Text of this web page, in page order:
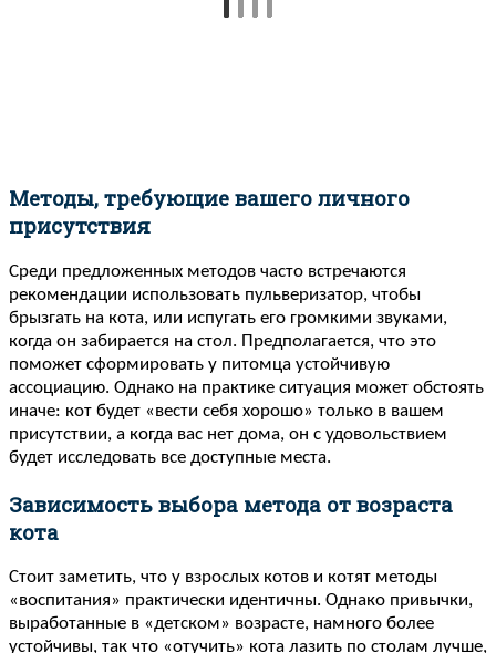
Методы, требующие вашего личного
присутствия
Среди предложенных методов часто встречаются
рекомендации использовать пульверизатор, чтобы
брызгать на кота, или испугать его громкими звуками,
когда он забирается на стол. Предполагается, что это
поможет сформировать у питомца устойчивую
ассоциацию. Однако на практике ситуация может обстоять
иначе: кот будет «вести себя хорошо» только в вашем
присутствии, а когда вас нет дома, он с удовольствием
будет исследовать все доступные места.
Зависимость выбора метода от возраста
кота
Стоит заметить, что у взрослых котов и котят методы
«воспитания» практически идентичны. Однако привычки,
выработанные в «детском» возрасте, намного более
устойчивы, так что «отучить» кота лазить по столам лучше,